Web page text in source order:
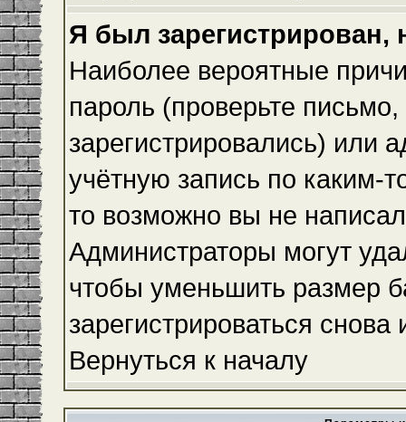
Я был зарегистрирован,
Наиболее вероятные
пароль (проверьте
зарегистрировались) или
учётную запись по каким-
то возможно вы не
Администраторы могут
чтобы уменьшить размер
зарегистрироваться
Вернуться к началу